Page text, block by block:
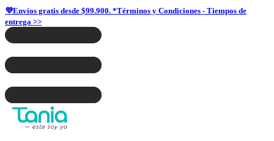
💜Envíos gratis desde $99.900. *Términos y Condiciones - Tiempos de
entrega >>